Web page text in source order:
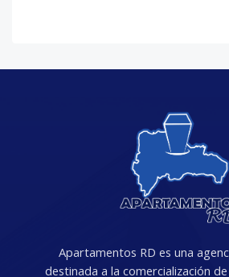
Apartamentos RD es una
destinada a la comercialización